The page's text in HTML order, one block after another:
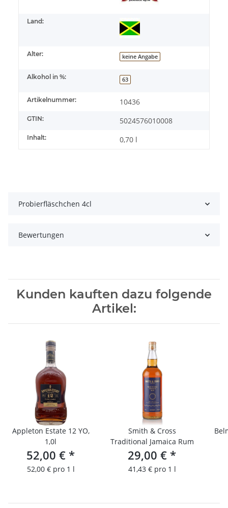
Land:
Alter: keine Angabe
Alkohol in %: 63
Artikelnummer: 10436
GTIN: 5024576010008
Inhalt: 0,70 l
Probierfläschchen 4cl
Bewertungen
Kunden kauften dazu folgende
Artikel:
Appleton Estate 12 YO,
1,0l
52,00 € *
52,00 € pro 1 l
Smith & Cross
Traditional Jamaica Rum
29,00 € *
41,43 € pro 1 l